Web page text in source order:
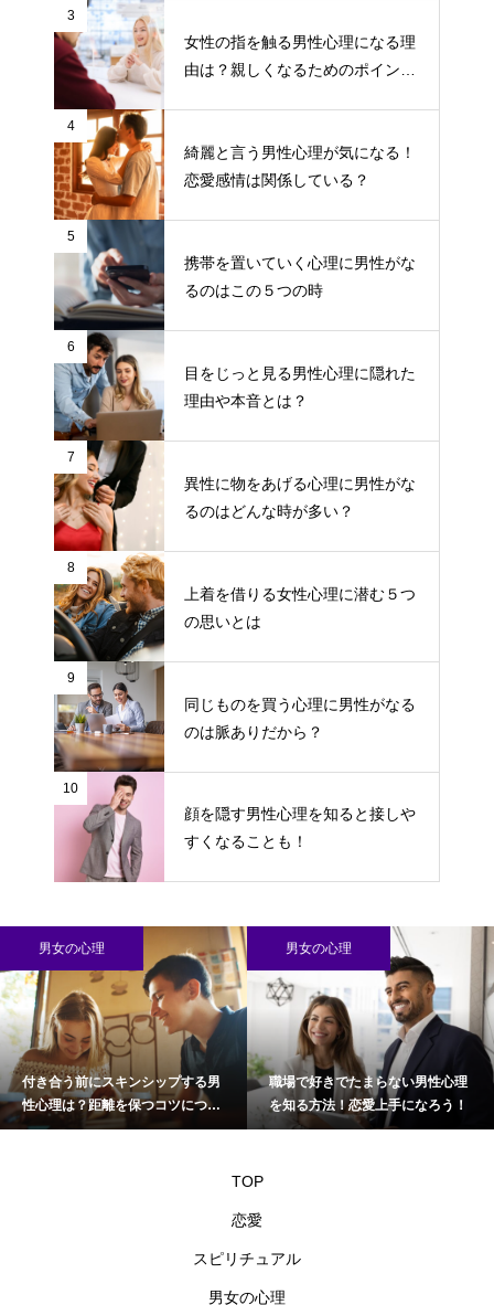
3
女性の指を触る男性心理になる理
由は？親しくなるためのポイント
4
綺麗と言う男性心理が気になる！
恋愛感情は関係している？
5
携帯を置いていく心理に男性がな
るのはこの５つの時
6
目をじっと見る男性心理に隠れた
理由や本音とは？
7
異性に物をあげる心理に男性がな
るのはどんな時が多い？
8
上着を借りる女性心理に潜む５つ
の思いとは
9
同じものを買う心理に男性がなる
のは脈ありだから？
10
顔を隠す男性心理を知ると接しや
すくなることも！
男女の心理
付き合う前にスキンシップする男
性心理は？距離を保つコツについ
て
男女の心理
職場で好きでたまらない男性心理
を知る方法！恋愛上手になろう！
TOP
恋愛
スピリチュアル
男女の心理